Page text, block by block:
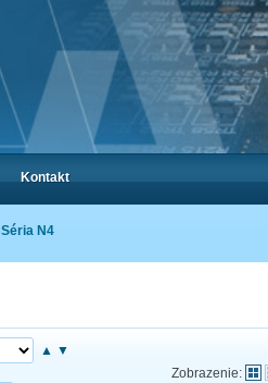
Séria N4
▲ ▼
Zobrazenie:
Kontakt